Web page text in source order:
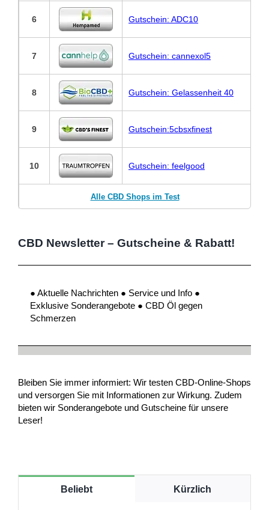
6 Gutschein: ADC10
7 Gutschein: cannexol5
8 Gutschein: Gelassenheit 40
9 Gutschein:5cbsxfinest
10 Gutschein: feelgood
Alle CBD Shops im Test
CBD Newsletter – Gutscheine & Rabatt!
● Aktuelle Nachrichten ● Service und Info ●
Exklusive Sonderangebote ● CBD Öl gegen
Schmerzen
Bleiben Sie immer informiert: Wir testen CBD-Online-Shops
und versorgen Sie mit Informationen zur Wirkung. Zudem
bieten wir Sonderangebote und Gutscheine für unsere
Leser!
Beliebt Kürzlich